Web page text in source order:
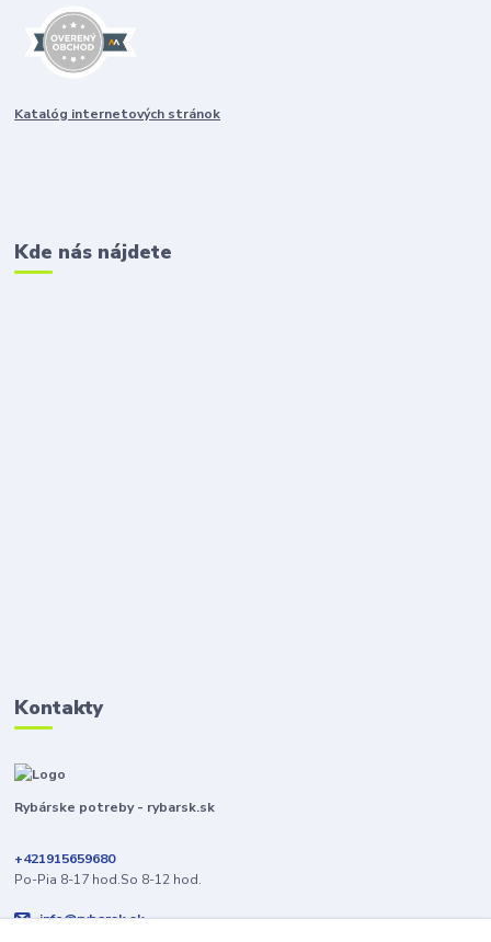
Katalóg internetových stránok
Kde nás nájdete
Kontakty
Rybárske potreby - rybarsk.sk
+421915659680
Po-Pia 8-17 hod.So 8-12 hod.
info@rybarsk.sk